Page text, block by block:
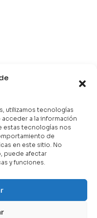
utilizamos tecnologías
a la información
estas tecnologías nos
de
en este sitio. No
puede afectar
y funciones.
los derechos